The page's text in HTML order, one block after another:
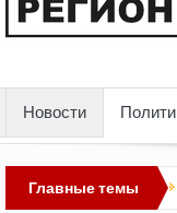
Новости
Главные темы
Россия